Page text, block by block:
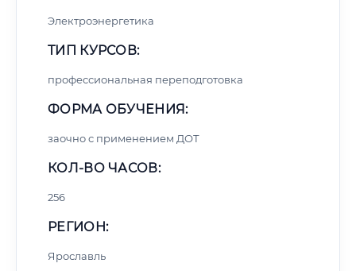
Электроэнергетика
ТИП КУРСОВ:
профессиональная переподготовка
ФОРМА ОБУЧЕНИЯ:
заочно с применением ДОТ
КОЛ-ВО ЧАСОВ:
256
РЕГИОН:
Ярославль